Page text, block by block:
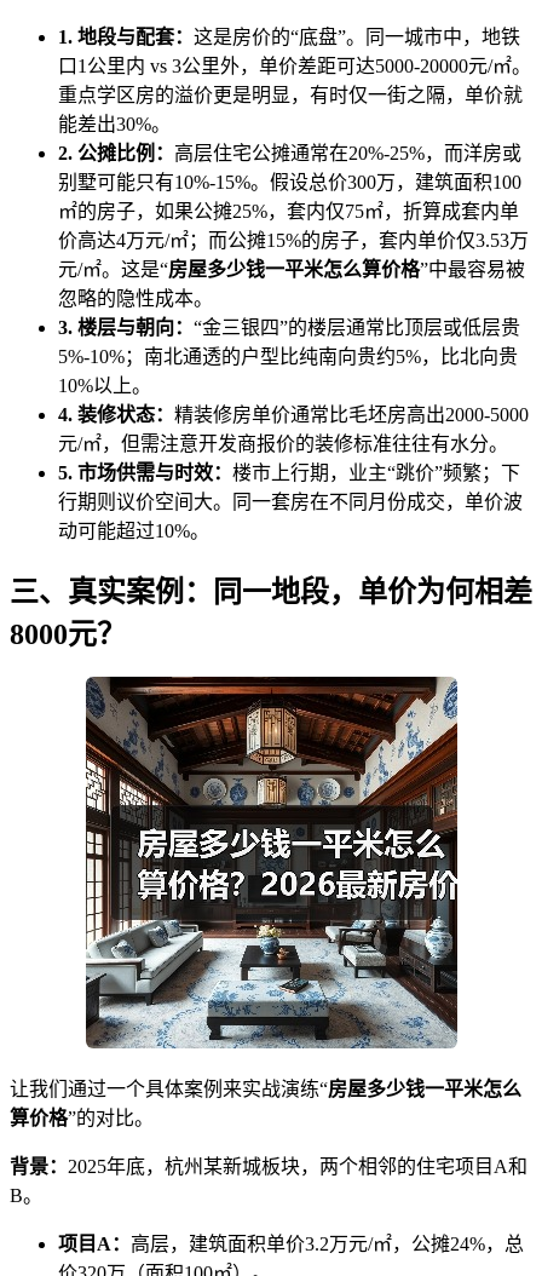
1. 地段与配套： 这是房价的“底盘”。同一城市中，地铁
口1公里内 vs 3公里外，单价差距可达5000-20000元/㎡。
重点学区房的溢价更是明显，有时仅一街之隔，单价就
能差出30%。
2. 公摊比例： 高层住宅公摊通常在20%-25%，而洋房或
别墅可能只有10%-15%。假设总价300万，建筑面积100
㎡的房子，如果公摊25%，套内仅75㎡，折算成套内单
价高达4万元/㎡；而公摊15%的房子，套内单价仅3.53万
元/㎡。这是“房屋多少钱一平米怎么算价格”中最容易被
忽略的隐性成本。
3. 楼层与朝向： “金三银四”的楼层通常比顶层或低层贵
5%-10%；南北通透的户型比纯南向贵约5%，比北向贵
10%以上。
4. 装修状态： 精装修房单价通常比毛坯房高出2000-5000
元/㎡，但需注意开发商报价的装修标准往往有水分。
5. 市场供需与时效： 楼市上行期，业主“跳价”频繁；下
行期则议价空间大。同一套房在不同月份成交，单价波
动可能超过10%。
三、真实案例：同一地段，单价为何相差
8000元？
让我们通过一个具体案例来实战演练“房屋多少钱一平米怎么
算价格”的对比。
背景： 2025年底，杭州某新城板块，两个相邻的住宅项目A和
B。
项目A： 高层，建筑面积单价3.2万元/㎡，公摊24%，总